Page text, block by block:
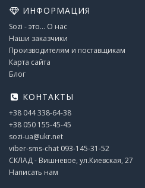
ИНФОРМАЦИЯ
Sozi - это... О нас
Наши заказчики
Производителям и поставщикам
Карта сайта
Блог
КОНТАКТЫ
+38 044 338-64-38
+38 050 155-45-45
sozi-ua@ukr.net
viber-sms-chat 093-145-31-52
СКЛАД - Вишневое, ул.Киевская, 27
Написать нам